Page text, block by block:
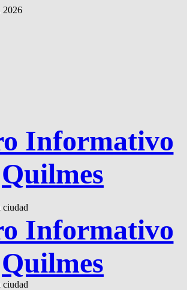
2026
Informativo
Quilmes
ciudad
Informativo
Quilmes
ciudad